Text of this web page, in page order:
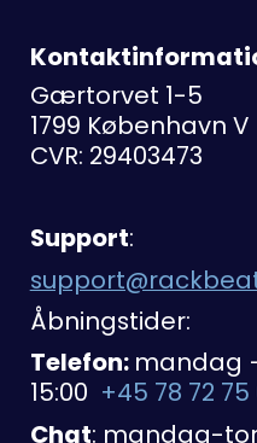
Gærtorvet 1-5
1799 København V
CVR: 29403473
Support:
Åbningstider:
Telefon: mandag
15:00 +45 78 72 75
Chat: mandag-